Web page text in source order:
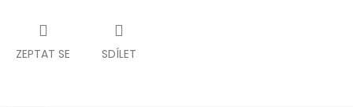
ZEPTAT SE SDÍLET